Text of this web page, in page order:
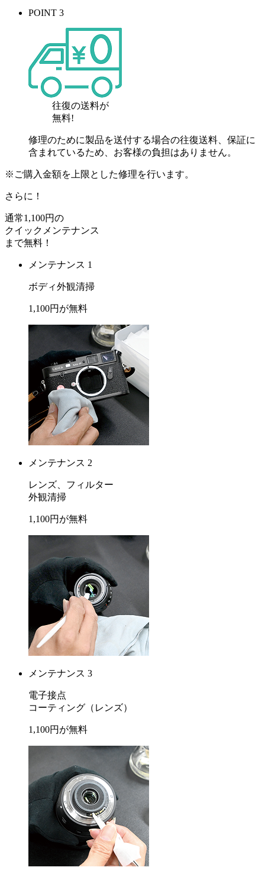
POINT 3
往復の送料が
無料!
修理のために製品を送付する場合の往復送料、保証に
含まれているため、お客様の負担はありません。
※ご購入金額を上限とした修理を行います。
さらに！
通常1,100円の
クイックメンテナンス
まで無料 ！
メンテナンス 1
ボディ外観清掃
1,100円が無料
メンテナンス 2
レンズ、フィルター
外観清掃
1,100円が無料
メンテナンス 3
電子接点
コーティング （レンズ）
1,100円が無料